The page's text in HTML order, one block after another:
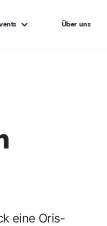
Über uns
eine Oris-